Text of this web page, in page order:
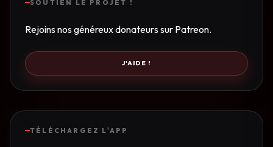
SOUTIEN LE PROJET !
Rejoins nos généreux donateurs sur Patreon.
J'AIDE !
TÉLÉCHARGEZ L'APP